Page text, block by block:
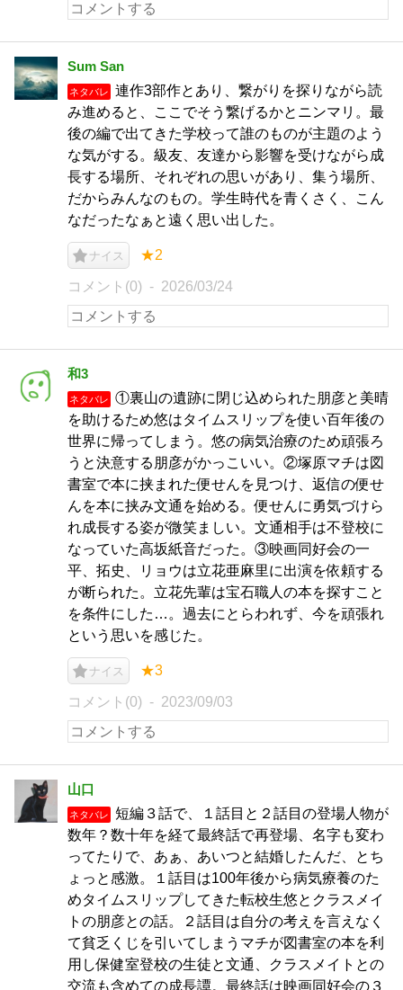
Sum San
ネタバレ
連作3部作とあり、繋がりを探りながら読
み進めると、ここでそう繋げるかとニンマリ。最
後の編で出てきた学校って誰のものが主題のよう
な気がする。級友、友達から影響を受けながら成
長する場所、それぞれの思いがあり、集う場所、
だからみんなのもの。学生時代を青くさく、こん
なだったなぁと遠く思い出した。
ナイス ★2
コメント(0) 2026/03/24
和3
ネタバレ
①裏山の遺跡に閉じ込められた朋彦と美晴
を助けるため悠はタイムスリップを使い百年後の
世界に帰ってしまう。悠の病気治療のため頑張ろ
うと決意する朋彦がかっこいい。②塚原マチは図
書室で本に挟まれた便せんを見つけ、返信の便せ
んを本に挟み文通を始める。便せんに勇気づけら
れ成長する姿が微笑ましい。文通相手は不登校に
なっていた高坂紙音だった。③映画同好会の一
平、拓史、リョウは立花亜麻里に出演を依頼する
が断られた。立花先輩は宝石職人の本を探すこと
を条件にした…。過去にとらわれず、今を頑張れ
という思いを感じた。
ナイス ★3
コメント(0) 2023/09/03
山口
ネタバレ
短編３話で、１話目と２話目の登場人物が
数年？数十年を経て最終話で再登場、名字も変わ
ってたりで、あぁ、あいつと結婚したんだ、とち
ょっと感激。１話目は100年後から病気療養のた
めタイムスリップしてきた転校生悠とクラスメイ
トの朋彦との話。２話目は自分の考えを言えなく
て貧乏くじを引いてしまうマチが図書室の本を利
用し保健室登校の生徒と文通、クラスメイトとの
交流も含めての成長譚。最終話は映画同好会の３